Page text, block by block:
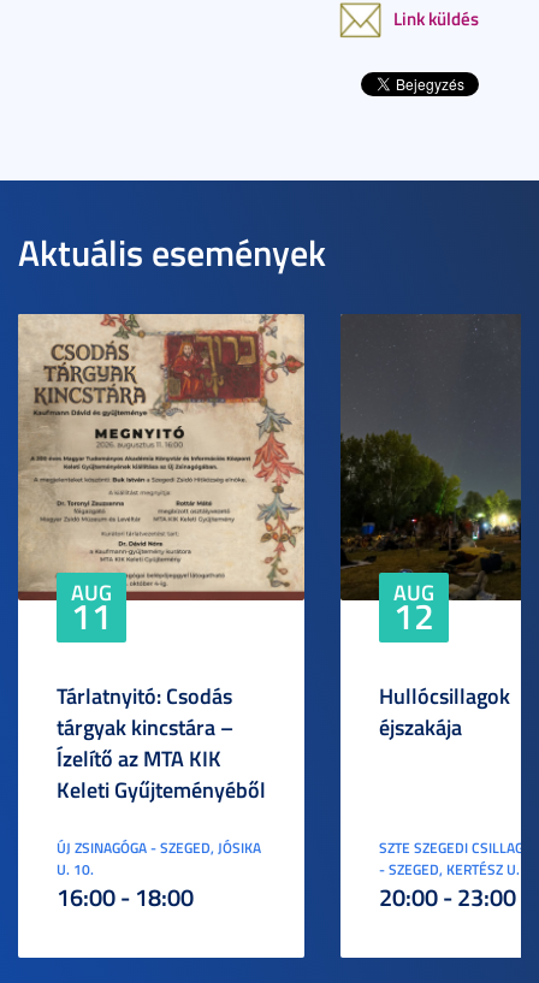
Link küldés
Aktuális események
AUG
11
Tárlatnyitó: Csodás
tárgyak kincstára –
Ízelítő az MTA KIK
Keleti Gyűjteményéből
ÚJ ZSINAGÓGA - SZEGED, JÓSIKA
U. 10.
16:00 - 18:00
AUG
12
Hullócsillagok
éjszakája
SZTE SZEGEDI
- SZEGED, KERTÉSZ U. 3.
20:00 - 23:00